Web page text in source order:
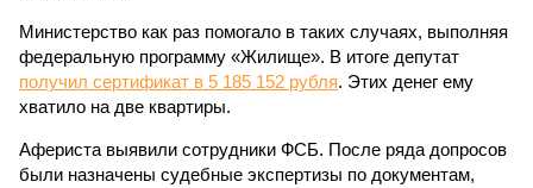
Министерство как раз помогало в таких случаях, выполняя
федеральную программу «Жилище». В итоге депутат
получил сертификат в 5 185 152 рубля. Этих денег ему
хватило на две квартиры.
Афериста выявили сотрудники ФСБ. После ряда допросов
были назначены судебные экспертизы по документам,